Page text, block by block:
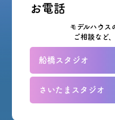
お電話
モデルハウス
ご相談など
船橋スタジオ
さいたまスタジオ